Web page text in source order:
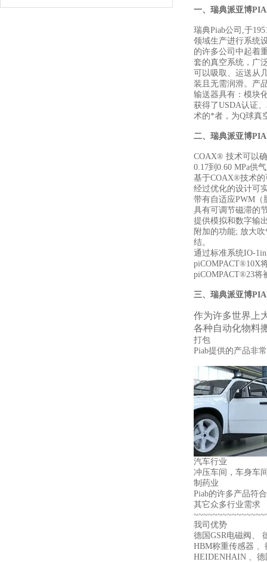
一、瑞典派亚博
瑞典Piab公司,于
领域生产进行系统
的许多公司中起着
套的真空系统，广
可以吸取、运送从
装且无需润滑。产
输送器具有：模块
获得了USDA认证
术的*者，为Q球真
二、 瑞典派亚博
COAX® 技术可以
0.17到0.60 MPa供
基于COAX®技术的
经过优化的设计可
带有自适应PWM（
具有可调节磁滞的
提供模拟和数字输
附加的功能; 放大
结。
通过标准系统IO-
piCOMPACT®10X
piCOMPACT®23将
三、 瑞典派亚博
作为许多世界上
各种自动化物料
打包
Piab提供的产品非
汽车行业
冲压车间，车身车
制药业
Piab的许多产品符
其它众多行业需求
我司优势
德国GSR电磁阀、
HBM称重传感器
HEIDENHAIN 、德